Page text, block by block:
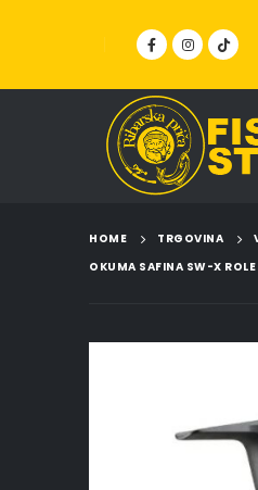
HOME TRGOVINA
OKUMA SAFINA SW-X ROLE